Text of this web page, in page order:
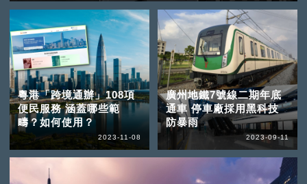
粵港「跨境通辦」108項
便民服務 涵蓋哪些範
疇？如何使用？
2023-11-08
廣州地鐵7號線二期年底
通車 停車廠採用黑科技
防暴雨
2023-09-11